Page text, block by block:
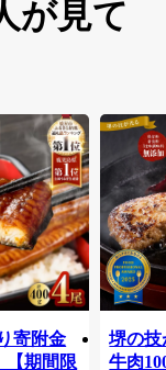
が見て
寄附金
【期間限
堺の技
牛肉